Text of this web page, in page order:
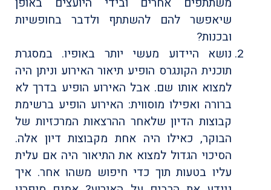
שיאפשר להם להשתתף ולדבר בחופשיות
ובכנות?
נושא היידוע מעשי יותר באופיו. במסגרת
תוכנית הקונגרס הופיע תיאור האירוע וניתן היה
למצוא אותו שם. אבל האירוע הופיע בדרך לא
ברורה ואפילו מוסווית: האירוע הופיע ברשימת
קבוצות הדיון שלאחר ההרצאות המרכזיות של
הבוקר, כאילו היה אחת מקבוצות דיון אלה.
הסיכוי הגדול למצוא את התיאור היה אם עלית
עליו בטעות תוך כדי חיפוש משהו אחר. איך